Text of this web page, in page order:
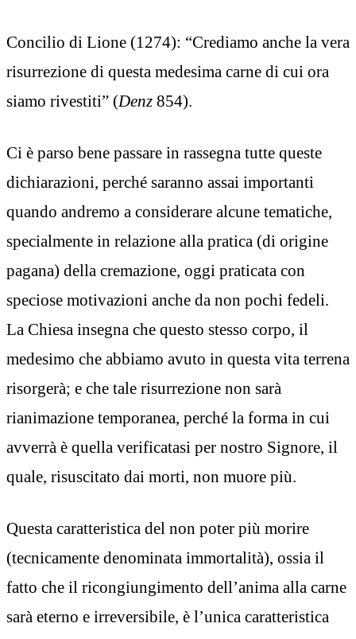
Concilio di Lione (1274): “Crediamo anche la vera
risurrezione di questa medesima carne di cui ora
siamo rivestiti” (Denz 854).
Ci è parso bene passare in rassegna tutte queste
dichiarazioni, perché saranno assai importanti
quando andremo a considerare alcune tematiche,
specialmente in relazione alla pratica (di origine
pagana) della cremazione, oggi praticata con
speciose motivazioni anche da non pochi fedeli.
La Chiesa insegna che questo stesso corpo, il
medesimo che abbiamo avuto in questa vita terrena
risorgerà; e che tale risurrezione non sarà
rianimazione temporanea, perché la forma in cui
avverrà è quella verificatasi per nostro Signore, il
quale, risuscitato dai morti, non muore più.
Questa caratteristica del non poter più morire
(tecnicamente denominata immortalità), ossia il
fatto che il ricongiungimento dell’anima alla carne
sarà eterno e irreversibile, è l’unica caratteristica